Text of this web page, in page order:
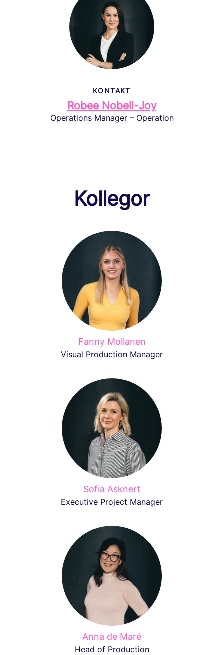
KONTAKT
Robee Nobell-Joy
Operations Manager – Operation
Kollegor
Fanny Moilanen
Visual Production Manager
Sofia Asknert
Executive Project Manager
Anna de Maré
Head of Production